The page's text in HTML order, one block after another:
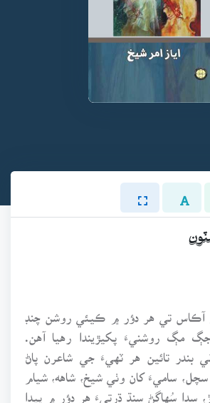
آڪاس تي هر دؤر ۾ ڪيئي روشن چنڊ
مڳ روشنيءَ پکيڙيندا رهيا آهن.
بندر تائين هر ٽهيءَ جي شاعرن پاڻ
سچل، ساميءَ کان وٺي شيخ، شاهه، شيام
سدا سُهاڳڻ سنڌ ڌرتيءَ هر دؤر ۾ پيدا